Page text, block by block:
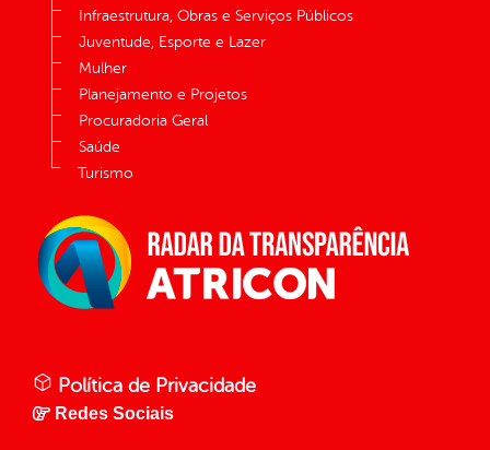
Infraestrutura, Obras e Serviços Públicos
Juventude, Esporte e Lazer
Mulher
Planejamento e Projetos
Procuradoria Geral
Saúde
Turismo
Política de Privacidade
Redes Sociais